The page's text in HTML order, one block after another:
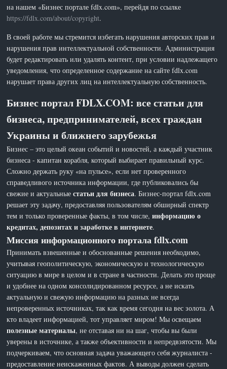
на нашем «Бизнес портале fdlx.com», перейдя по ссылке
https://fdlx.com/about/copyright.
В своей работе мы стремится избегать нарушения авторских прав и
нарушения прав интеллектуальной собственности. Администрация
будет редактировать или удалять контент, при условии надлежащего
уведомления, что определенное содержание на сайте fdlx.com
нарушает права других лиц на интеллектуальную собственность.
Бизнес портал FDLX.COM: все статьи для
бизнеса, предпринимателей, всех граждан
Украины и ближнего зарубежья
Бизнес – это целый океан событий и новостей, а каждый участник
бизнеса - капитан корабля, который выбирает правильный курс.
Сложно держать руку «на пульсе», если нет проверенного
справедливого источника информации, где публиковались бы
свежие и актуальныестатьи для бизнеса. Бизнес-портал fdlx.com
решает эту задачу, предоставляя пользователям обширный спектр
тем и только проверенные факты, в том числе,информацию о
кредитах, депозитах и заработке в интернете.
Миссия информационного портала fdlx.com
Принимать взвешенные и обоснованные решения необходимо,
учитывая геополитическую, экономическую и технологическую
ситуацию в мире в целом и в стране в частности. Делать это проще
и удобнее на одном консолидированном ресурсе, а не искать
актуальную и свежую информацию на разных не всегда
непроверенных источниках, так как время сегодня на вес золота. А
кто владеет информацией, тот управляет миром! Мы освещаем
полезные материалы, не отставая ни на шаг, чтобы вы были
уверены в источнике, а также объективности и непредвзятости. Мы
подчеркиваем, что основная задача уважающего себя журналиста -
предоставление неискаженных фактов. А выводы должен сделать